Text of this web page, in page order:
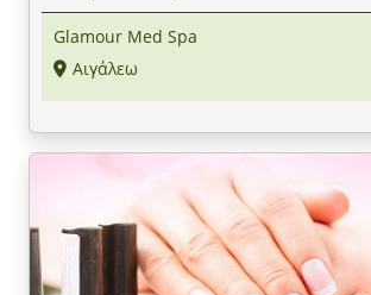
Glamour Med Spa
Αιγάλεω